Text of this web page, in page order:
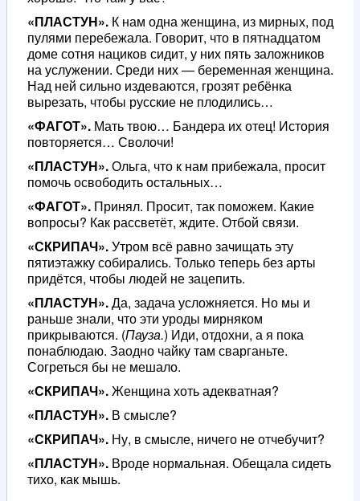
«ПЛАСТУН». К нам одна женщина, из мирных, под
пулями перебежала. Говорит, что в пятнадцатом
доме сотня нациков сидит, у них пять заложников
на услужении. Среди них — беременная женщина.
Над ней сильно издеваются, грозят ребёнка
вырезать, чтобы русские не плодились…
«ФАГОТ». Мать твою… Бандера их отец! История
повторяется… Сволочи!
«ПЛАСТУН».Ольга, что к нам прибежала, просит
помочь освободить остальных…
«ФАГОТ». Принял. Просит, так поможем. Какие
вопросы? Как рассветёт, ждите. Отбой связи.
«СКРИПАЧ».Утром всё равно зачищать эту
пятиэтажку собирались. Только теперь без арты
придётся, чтобы людей не зацепить.
«ПЛАСТУН».Да, задача усложняется. Но мы и
раньше знали, что эти уроды мирняком
прикрываются. (Пауза.) Иди, отдохни, а я пока
понаблюдаю. Заодно чайку там сварганьте.
Согреться бы не мешало.
«СКРИПАЧ».Женщина хоть адекватная?
«ПЛАСТУН». В смысле?
«СКРИПАЧ». Ну, в смысле, ничего не отчебучит?
«ПЛАСТУН». Вроде нормальная. Обещала сидеть
тихо, как мышь.